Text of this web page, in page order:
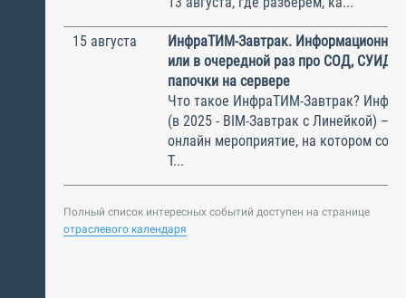
15 августа
ИнфраТИМ-Завтрак.
или в очередной раз про СОД, СУИД и
папочки на сервере
Что такое ИнфраТИМ-Завтрак?
(в 2025 - BIM-Завтрак с Линейкой) –
онлайн мероприятие, на котором
Т...
Полный список интересных событий доступен на странице
отраслевого календаря